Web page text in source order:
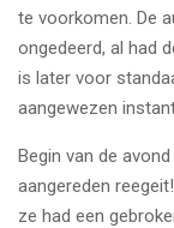
te voorkomen. De
ongedeerd, al had
is later voor
aangewezen
Begin van de
aangereden
ze had een